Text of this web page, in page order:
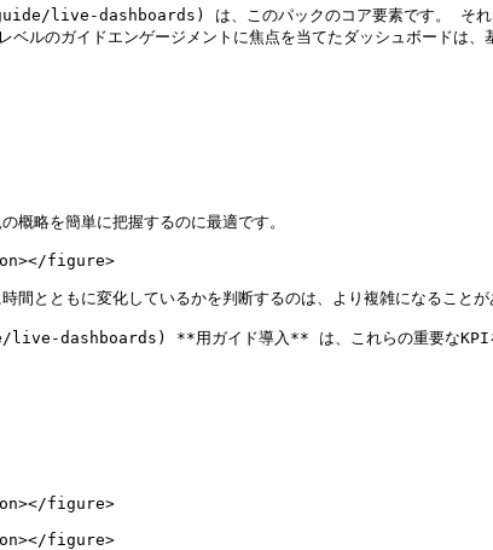
live-dashboards) は、このパックのコア要素です。
のガイドエンゲージメントに焦点を当てたダッシュボードは、
概略を簡単に把握するのに最適です。
figure>
とともに変化しているかを判断するのは、より複雑になることが
**用ガイド導入** は、これらの重要なKPIを複製
figure>
figure>